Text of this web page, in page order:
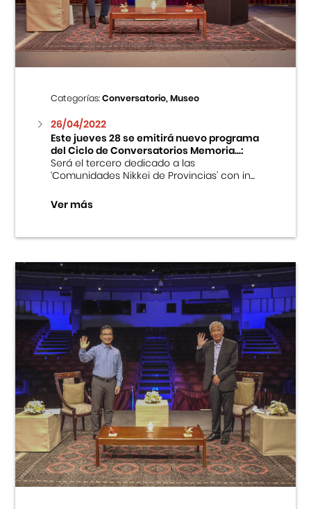
Centro Cultural Peruano Japonés
Museo de la Inmigración Japonesa
Fondo Editorial
Teatro Peruano Japonés
Categorías:Conversatorio, Museo
26/04/2022
Este jueves 28 se emitirá nuevo programa
del Ciclo de Conversatorios Memoria...:
Será el tercero dedicado a las
‘Comunidades Nikkei de Provincias’ con in...
Ver más